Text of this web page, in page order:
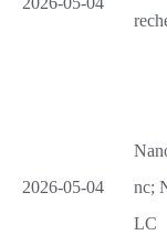
2026-05-04
nc;
LC